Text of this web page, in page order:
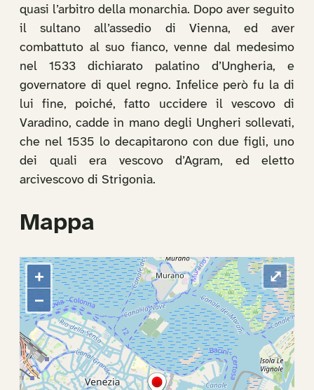
quasi l’arbitro della monarchia. Dopo aver seguito
il sultano all’assedio di Vienna, ed aver
combattuto al suo fianco, venne dal medesimo
nel 1533 dichiarato palatino d’Ungheria, e
governatore di quel regno. Infelice però fu la di
lui fine, poiché, fatto uccidere il vescovo di
Varadino, cadde in mano degli Ungheri sollevati,
che nel 1535 lo decapitarono con due figli, uno
dei quali era vescovo d’Agram, ed eletto
arcivescovo di Strigonia.
Mappa